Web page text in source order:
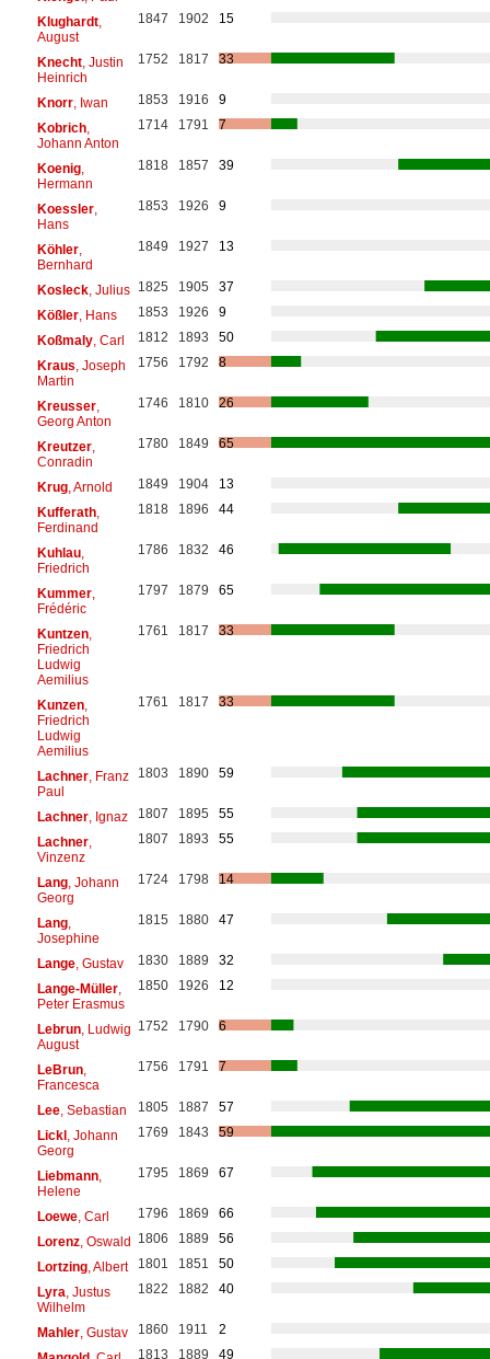
Klughardt,
August
1847 1902 15
Knecht, Justin
Heinrich
1752 1817 33
Knorr, Iwan 1853 1916
9
Kobrich,
Johann Anton
1714 1791 7
Koenig,
Hermann
1818 1857 39
Koessler,
Hans
1853 1926 9
Köhler,
Bernhard
1849 1927 13
Kosleck, Julius 1825 1905
37
Kößler, Hans 1853 1926
9
Koßmaly, Carl 1812 1893
50
Kraus , Joseph
Martin
1756 1792 8
Kreusser,
Georg Anton
1746 1810 26
Kreutzer,
Conradin
1780 1849 65
Krug, Arnold 1849 1904
13
Kufferath,
Ferdinand
1818 1896 44
Kuhlau,
Friedrich
1786 1832 46
Kummer,
Frédéric
1797 1879 65
Kuntzen,
Friedrich
Ludwig
Aemilius
1761 1817 33
Kunzen,
Friedrich
Ludwig
Aemilius
1761 1817 33
Lachner, Franz
Paul
1803 1890 59
Lachner, Ignaz 1807 1895
55
Lachner,
Vinzenz
1807 1893 55
Lang, Johann
Georg
1724 1798 14
Lang,
Josephine
1815 1880 47
Lange, Gustav 1830 1889
32
Lange-Müller,
Peter Erasmus
1850 1926 12
Lebrun, Ludwig
August
1752 1790 6
LeBrun,
Francesca
1756 1791 7
Lee, Sebastian 1805 1887
57
Lickl, Johann
Georg
1769 1843 59
Liebmann,
Helene
1795 1869 67
Loewe, Carl 1796 1869
66
Lorenz, Oswald 1806 1889
56
Lortzing, Albert 1801 1851
50
Lyra , Justus
Wilhelm
1822 1882 40
Mahler, Gustav 1860 1911
2
1813 1889 49